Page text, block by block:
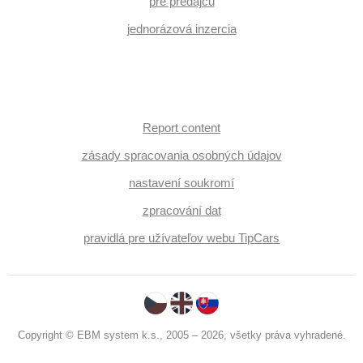
jednorázová inzercia
Report content
zásady spracovania osobných údajov
nastavení soukromí
zpracování dat
pravidlá pre užívateľov webu TipCars
Copyright © EBM system k.s., 2005 – 2026, všetky práva vyhradené.